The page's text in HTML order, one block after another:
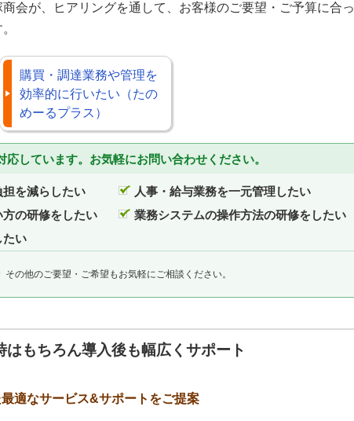
会が、ヒアリングを通して、お客様のご要望・ご予算に合っ
購買・調達業務や管理を
効率的に行いたい（たの
めーるプラス）
しています。お気軽にお問い合わせください。
を減らしたい
人事・給与業務を一元管理したい
の研修をしたい
業務システムの操作方法の研修をしたい
たい
その他のご要望・ご希望もお気軽にご相談ください。
もちろん導入後も幅広くサポート
適なサービス&サポートをご提案